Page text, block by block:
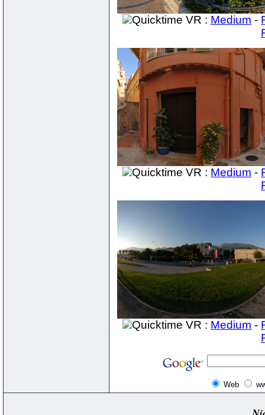
Quicktime VR : Medium -
Quicktime VR : Medium -
Quicktime VR : Medium -
Web